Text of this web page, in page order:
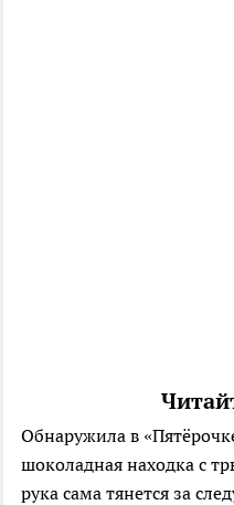
Обнаружила в
шоколадная находка с
рука сама тянется за